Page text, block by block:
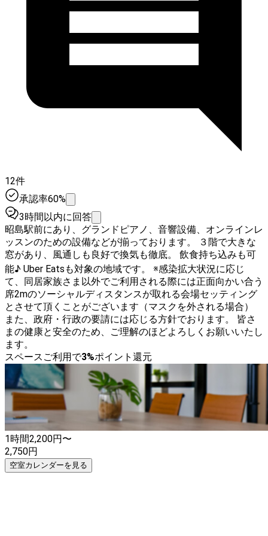
12件
承認率60%
3時間以内に回答
昭島駅前にあり、グランドピアノ、音響設備、オンラインレ
ッスンのための設備などが揃っております。 ３階で大きな
窓があり、風通しも良好で換気も徹底。 飲食持ち込みも可
能♪ Uber Eatsも対象の地域です。 ※感染拡大状況に応じ
て、同居家族さま以外でご利用される際には正面向かい合う
席2mのソーシャルディスタンスが取れる会場セッティング
とさせて頂くことがございます（マスクを外される場合）
また、政府・行政の要請には応じる方針でおります。 皆さ
まの健康と安全のため、ご理解のほどよろしくお願いいたし
ます。
スペースご利用で3%ポイント還元
1時間2,200円〜
2,750円
空室カレンダーを見る